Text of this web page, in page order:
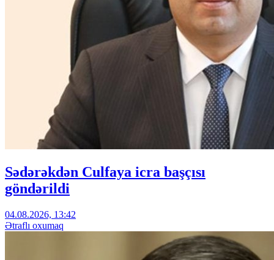
Sədərəkdən Culfaya icra başçısı
göndərildi
04.08.2026, 13:42
Ətraflı oxumaq